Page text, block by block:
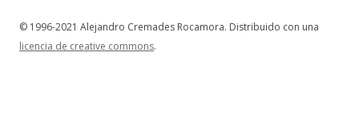
© 1996-2021 Alejandro Cremades Rocamora. Distribuido con una
licencia de creative commons.